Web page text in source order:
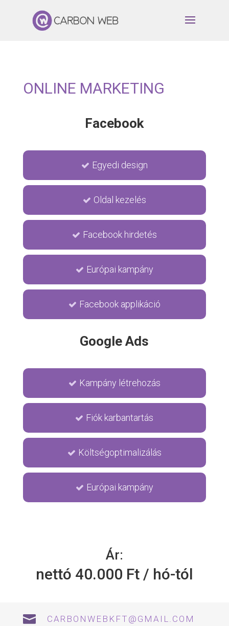
ONLINE MARKETING
Facebook
Egyedi design
Oldal kezelés
Facebook hirdetés
Európai kampány
Facebook applikáció
Google Ads
Kampány létrehozás
Fiók karbantartás
Költségoptimalizálás
Európai kampány
Ár:
nettó 40.000 Ft / hó-tól
 CARBONWEBKFT@GMAIL.COM